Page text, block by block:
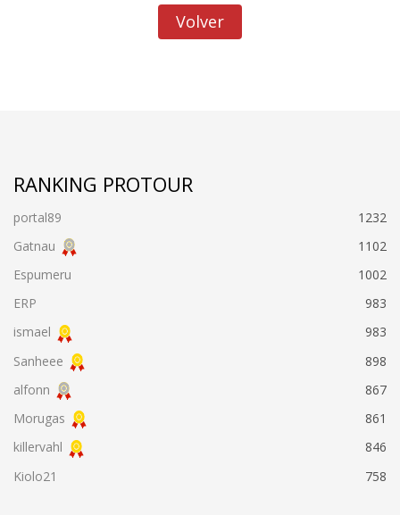
Volver
RANKING PROTOUR
portal89
1232
Gatnau
1102
Espumeru
1002
ERP
983
ismael
983
Sanheee
898
alfonn
867
Morugas
861
killervahl
846
Kiolo21
758